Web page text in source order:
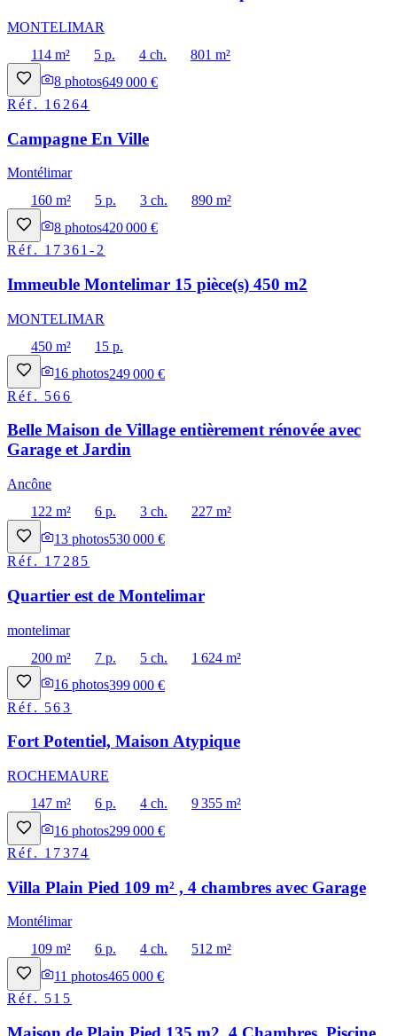
MONTELIMAR
114 m²
5 p. 4 ch.
801 m²
8 photos649 000 €
Réf. 16264
Campagne En Ville
Montélimar
160 m²
5 p. 3 ch.
890 m²
8 photos420 000 €
Réf. 17361-2
Immeuble Montelimar 15 pièce(s) 450 m2
MONTELIMAR
450 m²
15 p.
16 photos249 000 €
Réf. 566
Belle Maison de Village entièrement rénovée avec
Garage et Jardin
Ancône
122 m²
6 p. 3 ch.
227 m²
13 photos530 000 €
Réf. 17285
Quartier est de Montelimar
montelimar
200 m²
7 p. 5 ch.
1 624 m²
16 photos399 000 €
Réf. 563
Fort Potentiel, Maison Atypique
ROCHEMAURE
147 m²
6 p. 4 ch.
9 355 m²
16 photos299 000 €
Réf. 17374
Villa Plain Pied 109 m² , 4 chambres avec Garage
Montélimar
109 m²
6 p. 4 ch.
512 m²
11 photos465 000 €
Réf. 515